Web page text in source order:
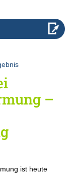
–
ist heute